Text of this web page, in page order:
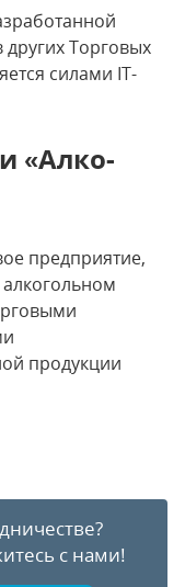
Торговых
силами IT-
«Алко-
предприятие,
продукции
с нами!